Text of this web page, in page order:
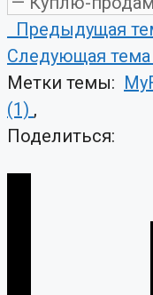
Предыдущая
Следующая тема
Метки темы:
(1) ,
Поделиться: